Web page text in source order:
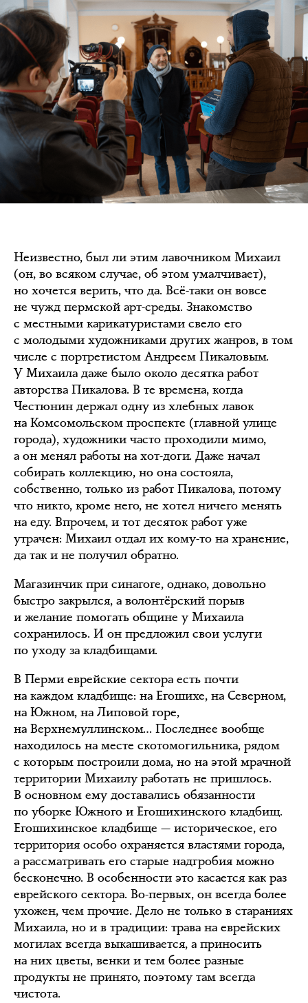
Неизвестно, был ли этим лавочником Михаил
(он, во всяком случае, об этом умалчивает),
но хочется верить, что да. Всё-таки он вовсе
не чужд пермской арт-среды. Знакомство
с местными карикатуристами свело его
с молодыми художниками других жанров, в том
числе с портретистом Андреем Пикаловым.
У Михаила даже было около десятка работ
авторства Пикалова. В те времена, когда
Честюнин держал одну из хлебных лавок
на Комсомольском проспекте (главной улице
города), художники часто проходили мимо,
а он менял работы на хот-доги. Даже начал
собирать коллекцию, но она состояла,
собственно, только из работ Пикалова, потому
что никто, кроме него, не хотел ничего менять
на еду. Впрочем, и тот десяток работ уже
утрачен: Михаил отдал их кому-то на хранение,
да так и не получил обратно.
Магазинчик при синагоге, однако, довольно
быстро закрылся, а волонтёрский порыв
и желание помогать общине у Михаила
сохранилось. И он предложил свои услуги
по уходу за кладбищами.
В Перми еврейские сектора есть почти
на каждом кладбище: на Егошихе, на Северном,
на Южном, на Липовой горе,
на Верхнемуллинском… Последнее вообще
находилось на месте скотомогильника, рядом
с которым построили дома, но на этой мрачной
территории Михаилу работать не пришлось.
В основном ему доставались обязанности
по уборке Южного и Егошихинского кладбищ.
Егошихинское кладбище — историческое, его
территория особо охраняется властями города,
а рассматривать его старые надгробия можно
бесконечно. В особенности это касается как раз
еврейского сектора. Во-первых, он всегда более
ухожен, чем прочие. Дело не только в стараниях
Михаила, но и в традиции: трава на еврейских
могилах всегда выкашивается, а приносить
на них цветы, венки и тем более разные
продукты не принято, поэтому там всегда
чистота.